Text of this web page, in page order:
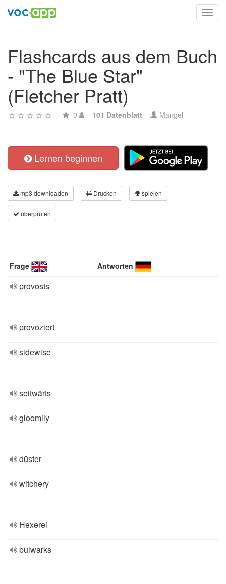
Flashcards aus dem Buch
- "The Blue Star"
(Fletcher Pratt)
0 101 Datenblatt Mangel
Lernen beginnen
mp3 downloaden Drucken spielen
überprüfen
Frage Antworten
provosts
provoziert
sidewise
seitwärts
gloomily
düster
witchery
Hexerei
bulwarks